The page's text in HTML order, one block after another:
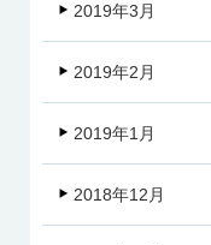
2019年3月
2019年2月
2019年1月
2018年12月